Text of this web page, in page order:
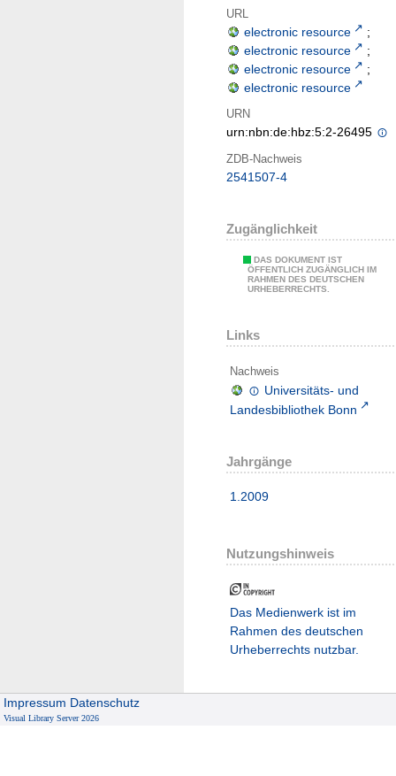
URL
electronic resource
;
electronic resource
;
electronic resource
;
electronic resource
URN
urn:nbn:de:hbz:5:2-26495
ZDB-Nachweis
2541507-4
Zugänglichkeit
DAS DOKUMENT IST
ÖFFENTLICH ZUGÄNGLICH IM
RAHMEN DES DEUTSCHEN
URHEBERRECHTS.
Links
Nachweis
Universitäts- und
Landesbibliothek Bonn
Jahrgänge
1.2009
Nutzungshinweis
Das Medienwerk ist im
Rahmen des deutschen
Urheberrechts nutzbar.
Impressum Datenschutz
Visual Library Server 2026